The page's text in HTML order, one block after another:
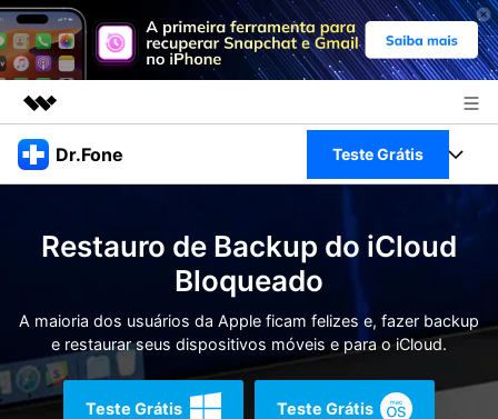
Produtos em destaque
Visão geral
Sobre nós
Sala de imprensa
Loja
Dr.Fone Teste Grátis
Veja Toolkit Completo >
Para PC
Para Celular
Guia & Suporte
Ações rápidas
Recursos
Restauro de Backup do iCloud
Bloqueado
A maioria dos usuários da Apple ficam felizes e, fazer backup
e restaurar seus dispositivos móveis e para o iCloud.
Teste Grátis Teste Grátis